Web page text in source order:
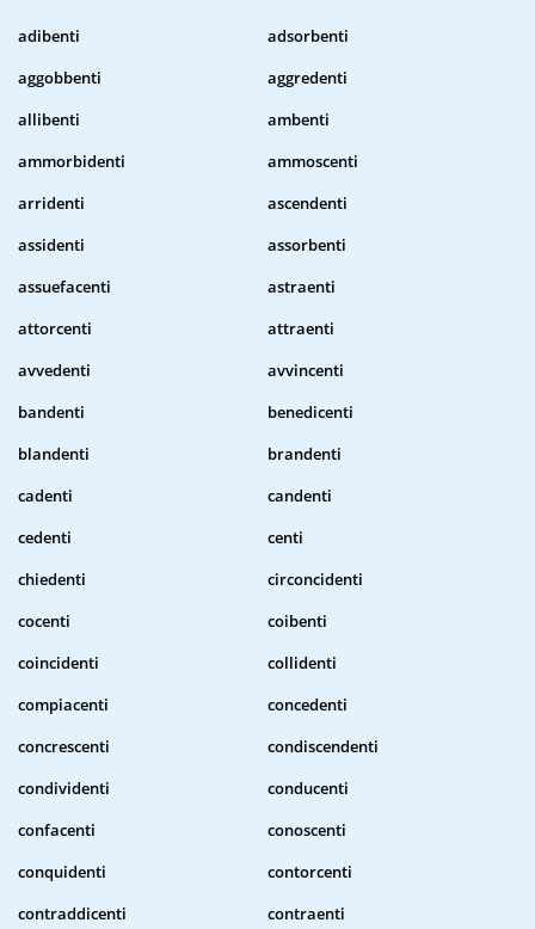
adibenti
adsorbenti
aggobbenti
aggredenti
allibenti
ambenti
ammorbidenti
ammoscenti
arridenti
ascendenti
assidenti
assorbenti
assuefacenti
astraenti
attorcenti
attraenti
avvedenti
avvincenti
bandenti
benedicenti
blandenti
brandenti
cadenti
candenti
cedenti
centi
chiedenti
circoncidenti
cocenti
coibenti
coincidenti
collidenti
compiacenti
concedenti
concrescenti
condiscendenti
condividenti
conducenti
confacenti
conoscenti
conquidenti
contorcenti
contraddicenti
contraenti